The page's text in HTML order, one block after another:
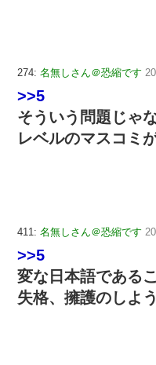
274: 名無しさん＠恐縮です
>>5
そういう問題じゃ
レベルのマスコミ
411: 名無しさん＠恐縮です
>>5
変な日本語である
失格、擁護のしよ